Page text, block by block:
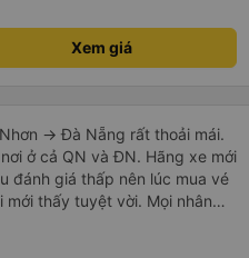
Xem giá
-> Đà Nẵng rất thoải mái.
ở cả QN và ĐN. Hãng xe mới
đánh giá thấp nên lúc mua vé
thấy tuyệt vời. Mọi nhân